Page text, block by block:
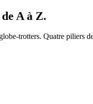
A à Z.
trotters. Quatre piliers